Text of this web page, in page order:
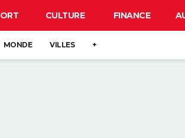
CULTURE FINANCE
MONDE VILLES +